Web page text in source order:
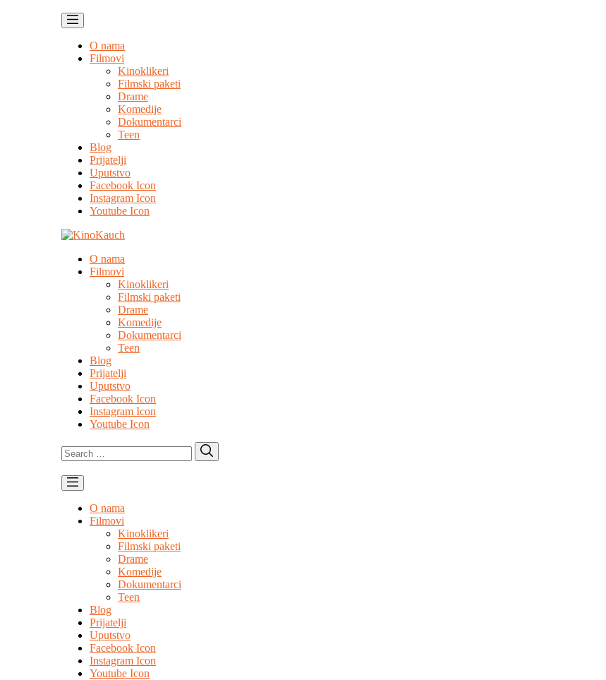
O nama
Filmovi
Kinoklikeri
Filmski paketi
Drame
Komedije
Dokumentarci
Teen
Blog
Prijatelji
Uputstvo
Facebook Icon
Instagram Icon
Youtube Icon
O nama
Filmovi
Kinoklikeri
Filmski paketi
Drame
Komedije
Dokumentarci
Teen
Blog
Prijatelji
Uputstvo
Facebook Icon
Instagram Icon
Youtube Icon
Search
for:
O nama
Filmovi
Kinoklikeri
Filmski paketi
Drame
Komedije
Dokumentarci
Teen
Blog
Prijatelji
Uputstvo
Facebook Icon
Instagram Icon
Youtube Icon